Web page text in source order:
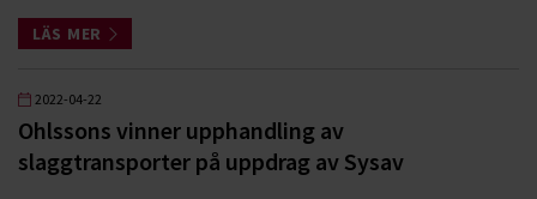
LÄS MER
2022-04-22
Ohlssons vinner upphandling av
slaggtransporter på uppdrag av Sysav